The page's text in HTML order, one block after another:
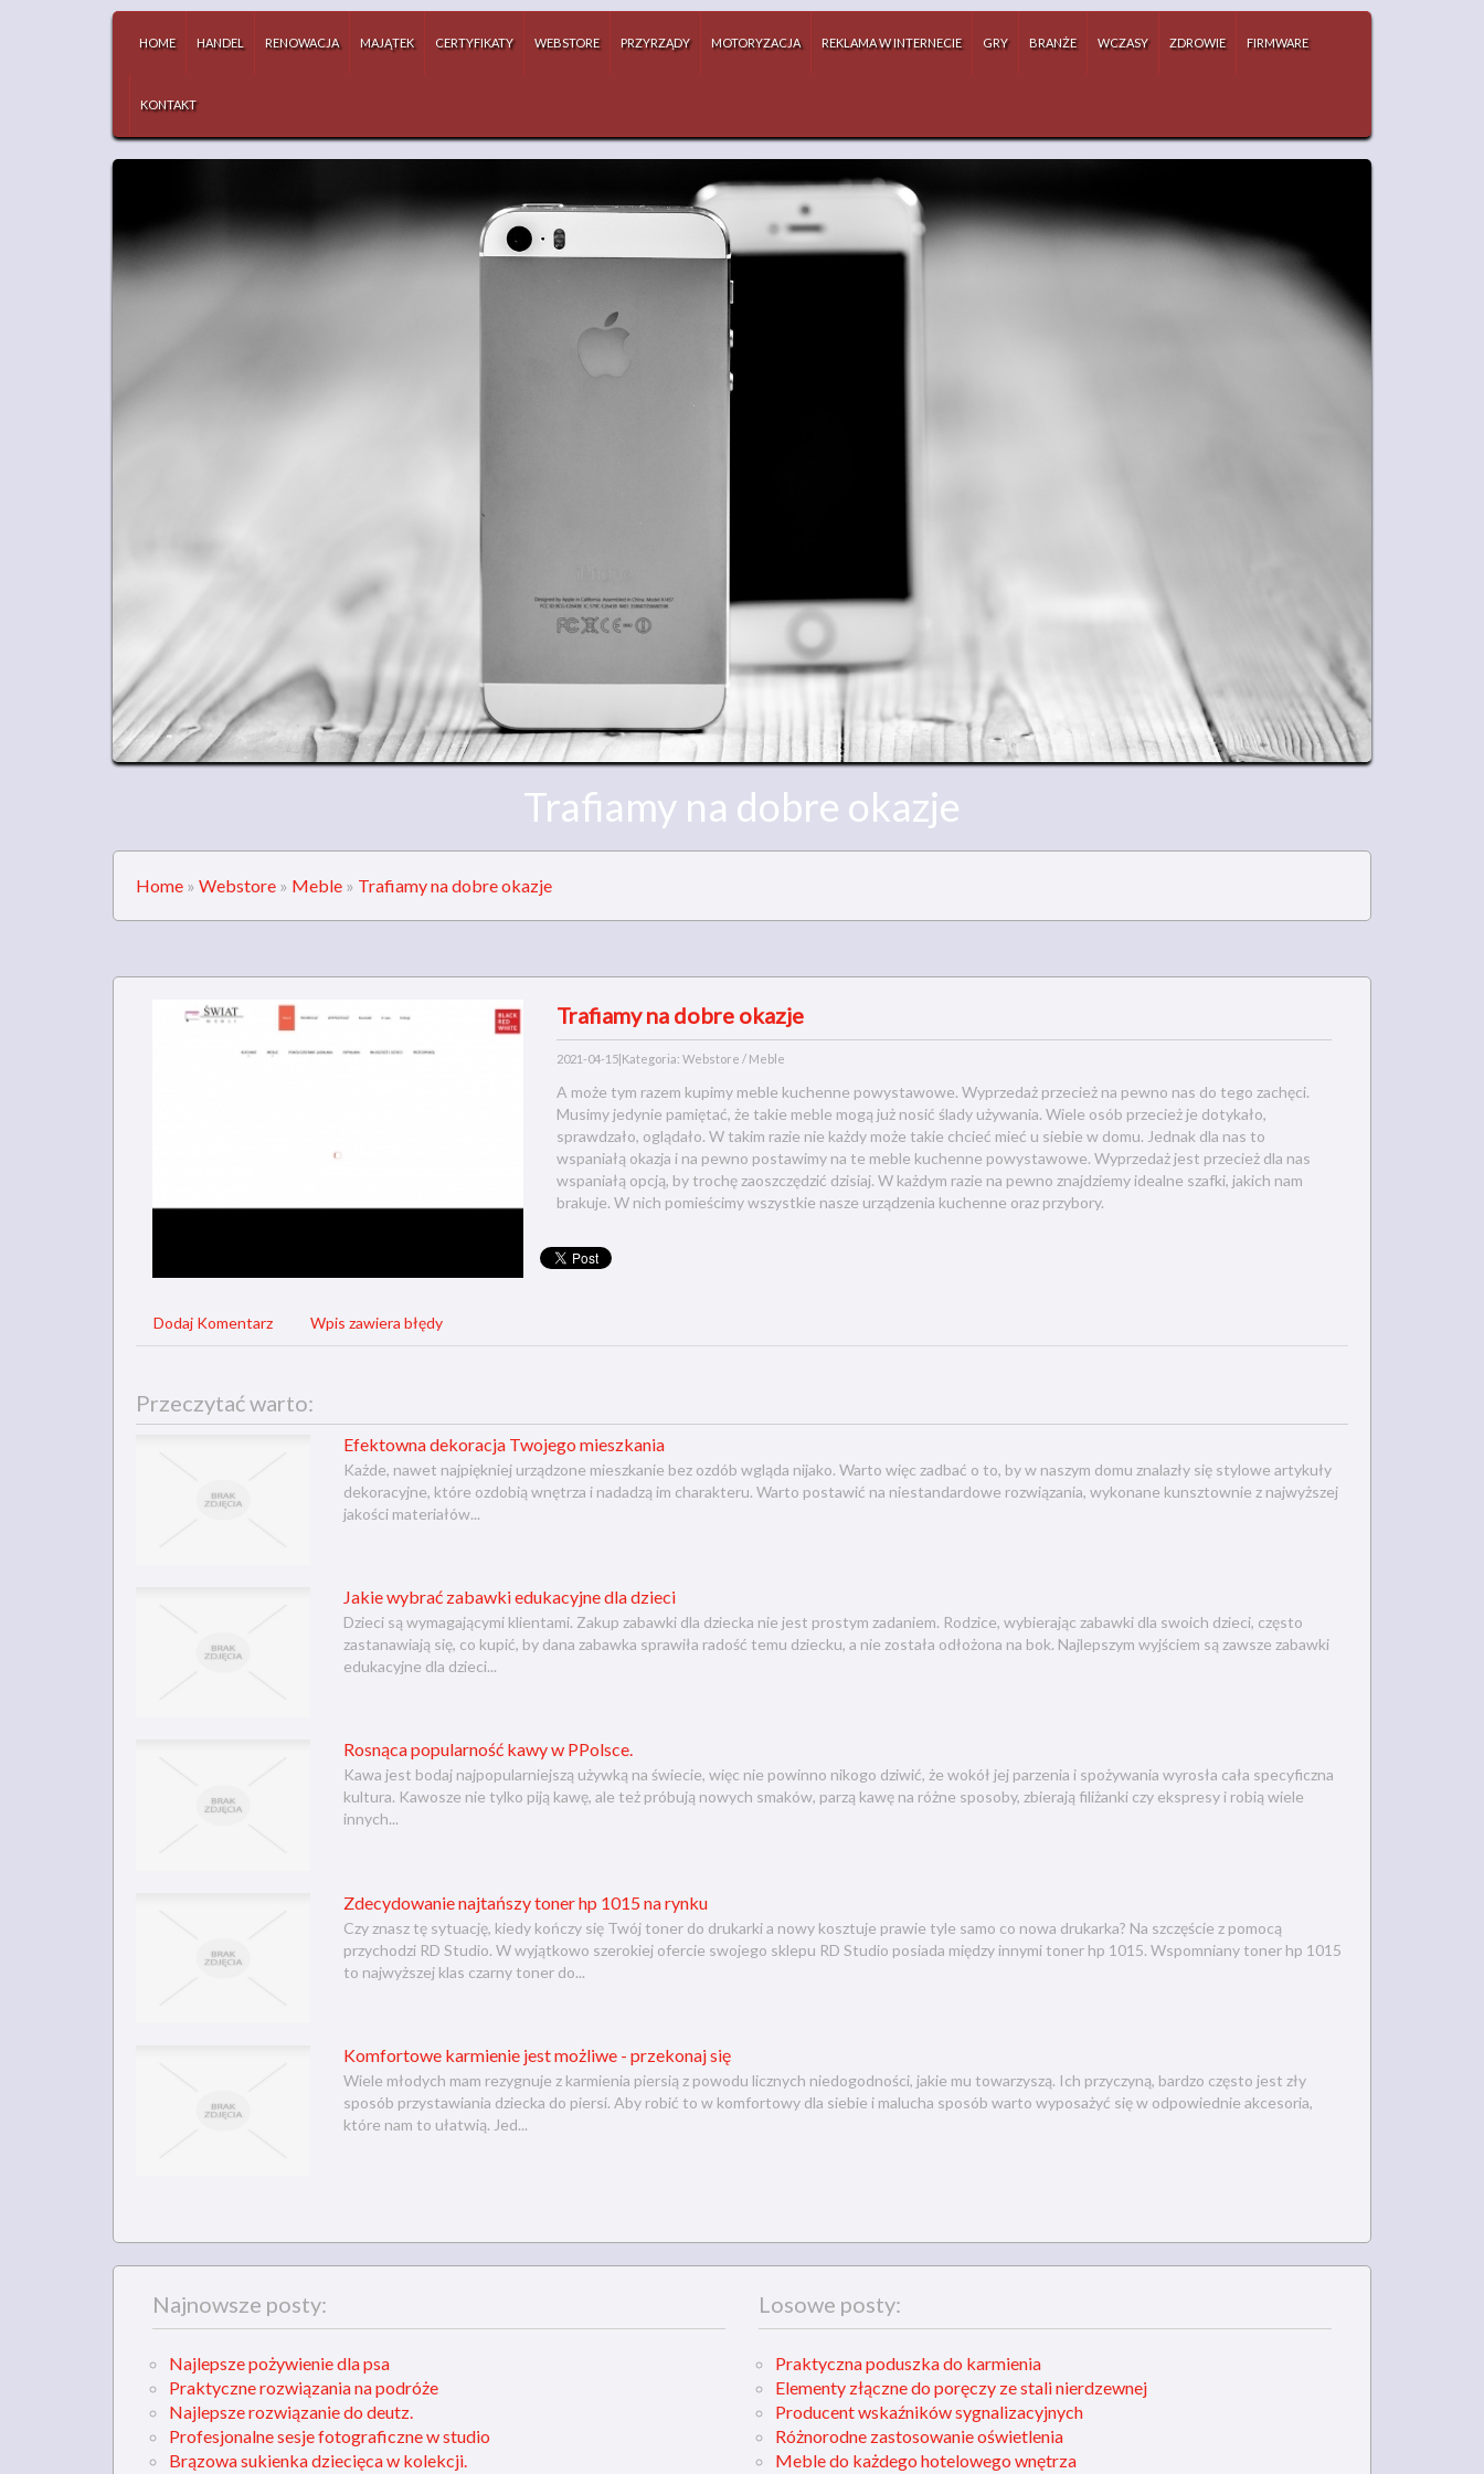
HOME HANDEL RENOWACJA MAJĄTEK CERTYFIKATY WEBSTORE PRZYRZĄDY MOTORYZACJA REKLAMA W INTERNECIE GRY BRANŻE WCZASY ZDROWIE FIRMWARE
KONTAKT
Trafiamy na dobre okazje
Home » Webstore » Meble » Trafiamy na dobre okazje
Trafiamy na dobre okazje
2021-04-15|Kategoria: Webstore / Meble
A może tym razem kupimy meble kuchenne powystawowe. Wyprzedaż przecież na pewno nas do tego zachęci.
Musimy jedynie pamiętać, że takie meble mogą już nosić ślady używania. Wiele osób przecież je dotykało,
sprawdzało, oglądało. W takim razie nie każdy może takie chcieć mieć u siebie w domu. Jednak dla nas to
wspaniałą okazja i na pewno postawimy na te meble kuchenne powystawowe. Wyprzedaż jest przecież dla nas
wspaniałą opcją, by trochę zaoszczędzić dzisiaj. W każdym razie na pewno znajdziemy idealne szafki, jakich nam
brakuje. W nich pomieścimy wszystkie nasze urządzenia kuchenne oraz przybory.
Dodaj Komentarz Wpis zawiera błędy
Przeczytać warto:
Efektowna dekoracja Twojego mieszkania
Każde, nawet najpiękniej urządzone mieszkanie bez ozdób wgląda nijako. Warto więc zadbać o to, by w naszym domu znalazły się stylowe artykuły
dekoracyjne, które ozdobią wnętrza i nadadzą im charakteru. Warto postawić na niestandardowe rozwiązania, wykonane kunsztownie z najwyższej
jakości materiałów...
Jakie wybrać zabawki edukacyjne dla dzieci
Dzieci są wymagającymi klientami. Zakup zabawki dla dziecka nie jest prostym zadaniem. Rodzice, wybierając zabawki dla swoich dzieci, często
zastanawiają się, co kupić, by dana zabawka sprawiła radość temu dziecku, a nie została odłożona na bok. Najlepszym wyjściem są zawsze zabawki
edukacyjne dla dzieci...
Rosnąca popularność kawy w PPolsce.
Kawa jest bodaj najpopularniejszą używką na świecie, więc nie powinno nikogo dziwić, że wokół jej parzenia i spożywania wyrosła cała specyficzna
kultura. Kawosze nie tylko piją kawę, ale też próbują nowych smaków, parzą kawę na różne sposoby, zbierają filiżanki czy ekspresy i robią wiele
innych...
Zdecydowanie najtańszy toner hp 1015 na rynku
Czy znasz tę sytuację, kiedy kończy się Twój toner do drukarki a nowy kosztuje prawie tyle samo co nowa drukarka? Na szczęście z pomocą
przychodzi RD Studio. W wyjątkowo szerokiej ofercie swojego sklepu RD Studio posiada między innymi toner hp 1015. Wspomniany toner hp 1015
to najwyższej klas czarny toner do...
Komfortowe karmienie jest możliwe - przekonaj się
Wiele młodych mam rezygnuje z karmienia piersią z powodu licznych niedogodności, jakie mu towarzyszą. Ich przyczyną, bardzo często jest zły
sposób przystawiania dziecka do piersi. Aby robić to w komfortowy dla siebie i malucha sposób warto wyposażyć się w odpowiednie akcesoria,
które nam to ułatwią. Jed...
Najnowsze posty:
Najlepsze pożywienie dla psa
Praktyczne rozwiązania na podróże
Najlepsze rozwiązanie do deutz.
Profesjonalne sesje fotograficzne w studio
Brązowa sukienka dziecięca w kolekcji.
Losowe posty:
Praktyczna poduszka do karmienia
Elementy złączne do poręczy ze stali nierdzewnej
Producent wskaźników sygnalizacyjnych
Różnorodne zastosowanie oświetlenia
Meble do każdego hotelowego wnętrza